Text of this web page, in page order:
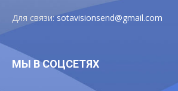
Для связи:sotavisionsend@gmail.com
МЫ В СОЦСЕТЯХ